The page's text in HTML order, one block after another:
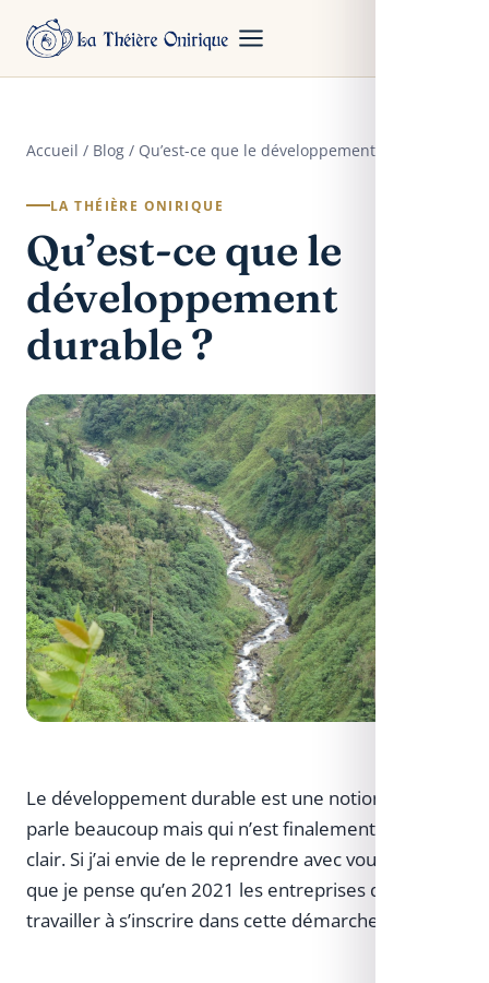
Accueil / Blog / Qu’est-ce que le développement durable ?
LA THÉIÈRE ONIRIQUE
Qu’est-ce que le
développement
durable ?
Le développement durable est une notion dont on
parle beaucoup mais qui n’est finalement pas si
clair. Si j’ai envie de le reprendre avec vous c’est
que je pense qu’en 2021 les entreprises doivent
travailler à s’inscrire dans cette démarche.